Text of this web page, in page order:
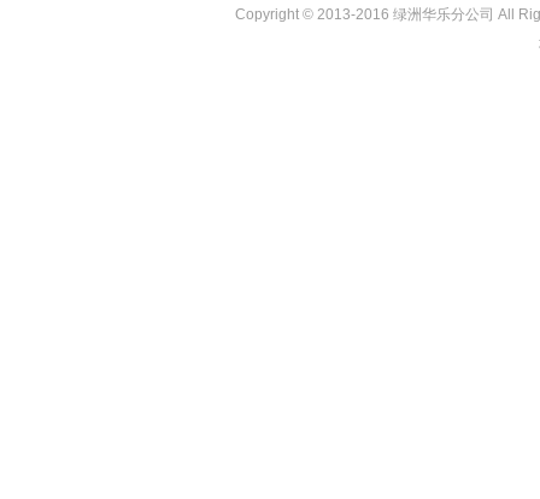
Copyright © 2013-2016 绿洲华乐分公司 All